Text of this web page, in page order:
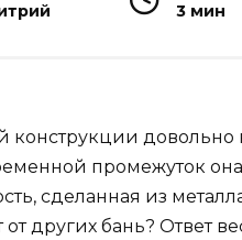
3 мин
конструкции довольно
промежуток
сделанная из
от других бань? Ответ